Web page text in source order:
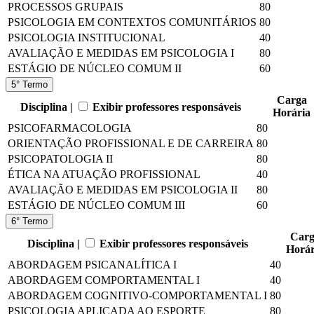
PROCESSOS GRUPAIS
80
PSICOLOGIA EM CONTEXTOS COMUNITÁRIOS 80
PSICOLOGIA INSTITUCIONAL
40
AVALIAÇÃO E MEDIDAS EM PSICOLOGIA I
80
ESTÁGIO DE NÚCLEO COMUM II
60
5° Termo
Disciplina | Exibir professores responsáveis
Carga
Horária
PSICOFARMACOLOGIA
80
ORIENTAÇÃO PROFISSIONAL E DE CARREIRA 80
PSICOPATOLOGIA II
80
ÉTICA NA ATUAÇÃO PROFISSIONAL
40
AVALIAÇÃO E MEDIDAS EM PSICOLOGIA II
80
ESTÁGIO DE NÚCLEO COMUM III
60
6° Termo
Disciplina | Exibir professores responsáveis
ABORDAGEM PSICANALÍTICA I
40
ABORDAGEM COMPORTAMENTAL I
40
ABORDAGEM COGNITIVO-COMPORTAMENTAL I 80
PSICOLOGIA APLICADA AO ESPORTE
80